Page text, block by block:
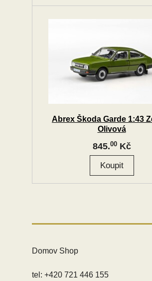
Abrex Škoda Garde 1:43
Olivová
845.00Kč
Domov Shop
tel: +420 721 446 155